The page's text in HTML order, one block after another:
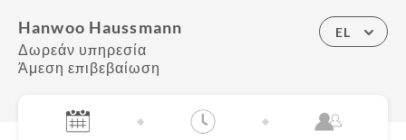
Hanwoo Haussmann
Δωρεάν υπηρεσία
Άμεση επιβεβαίωση
EL